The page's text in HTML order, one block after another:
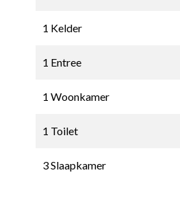
1 Kelder
1 Entree
1 Woonkamer
1 Toilet
3 Slaapkamer